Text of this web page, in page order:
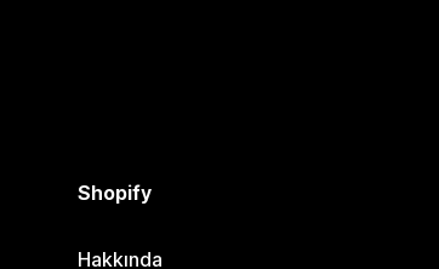
Shopify
Hakkında